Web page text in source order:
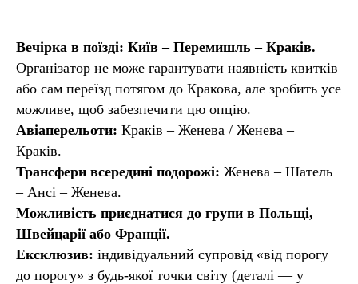
Вечірка в поїзді: Київ – Перемишль – Краків.
Організатор не може гарантувати наявність квитків
або сам переїзд потягом до Кракова, але зробить усе
можливе, щоб забезпечити цю опцію.
Авіаперельоти: Краків – Женева / Женева –
Краків.
Трансфери всередині подорожі: Женева – Шатель
– Ансі – Женева.
Можливість приєднатися до групи в Польщі,
Швейцарії або Франції.
Ексклюзив: індивідуальний супровід «від порогу
до порогу» з будь-якої точки світу (деталі — у